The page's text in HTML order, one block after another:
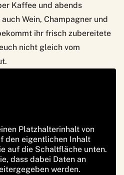
Kaffee und abends
Wein, Champagner und
ihr frisch zubereitete
nicht gleich vom
Platzhalterinhalt von
den eigentlichen Inhalt
auf die Schaltfläche unten.
dass dabei Daten an
werden.